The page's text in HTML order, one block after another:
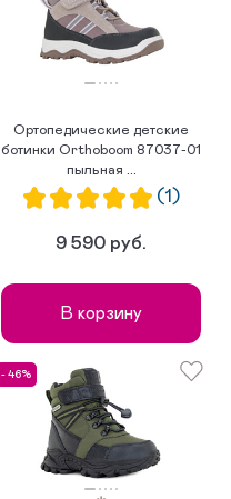
Ортопедические детские
ботинки Orthoboom 87037-01
пыльная ...
(1)
9 590 руб.
В корзину
- 46%